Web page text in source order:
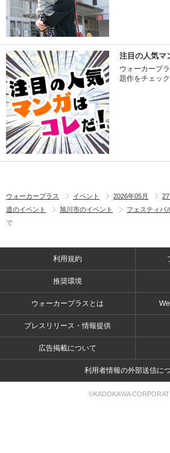
注目の人気マ
ウォーカープ
題作をチェッ
ウォーカープラス イベント 2026年05月 27
道のイベント
旭川市のイベント フェスティバ
で
利用規約
推奨環境
ウォーカープラスとは
プレスリリース・情報提供
広告掲載について
利用者情報の外部送信に
©KADOKAWA